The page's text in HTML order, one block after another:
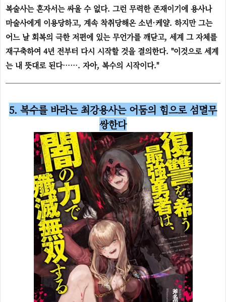
복술사는 혼자서는 싸울 수 없다. 그런 무력한 존재이기에 용사나
마술사에게 이용당하고, 계속 착취당해온 소년·케얄. 하지만 그는
어느 날 회복의 극한 저편에 있는 무언가를 깨닫고, 세계 그 자체를
재구축하여 4년 전부터 다시 시작할 것을 결의한다. "이것으로 세계
는 내 뜻대로 된다……. 자아, 복수의 시작이다."
5. 복수를 바라는 최강용사는 어둠의 힘으로 섬멸무
쌍한다